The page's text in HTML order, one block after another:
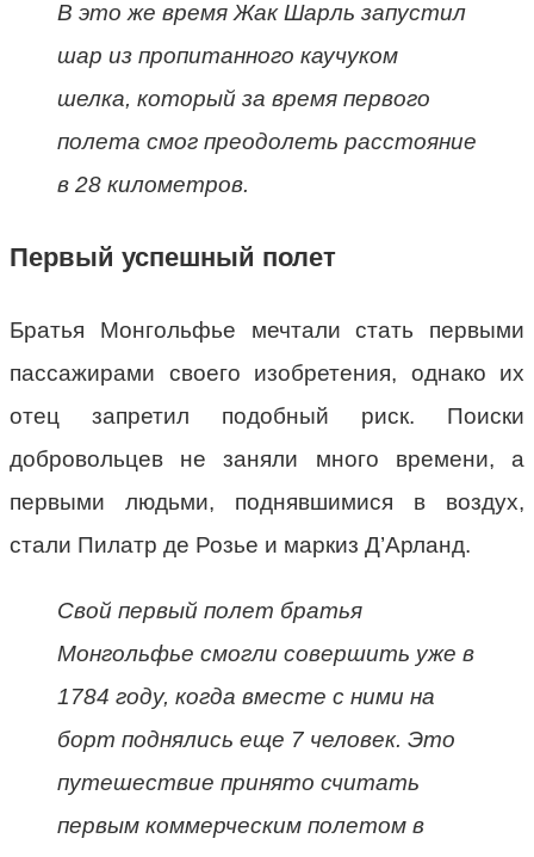
В это же время Жак Шарль запустил
шар из пропитанного каучуком
шелка, который за время первого
полета смог преодолеть расстояние
в 28 километров.
Первый успешный полет
Братья Монгольфье мечтали стать первыми
пассажирами своего изобретения, однако их
отец запретил подобный риск. Поиски
добровольцев не заняли много времени, а
первыми людьми, поднявшимися в воздух,
стали Пилатр де Розье и маркиз Д’Арланд.
Свой первый полет братья
Монгольфье смогли совершить уже в
1784 году, когда вместе с ними на
борт поднялись еще 7 человек. Это
путешествие принято считать
первым коммерческим полетом в